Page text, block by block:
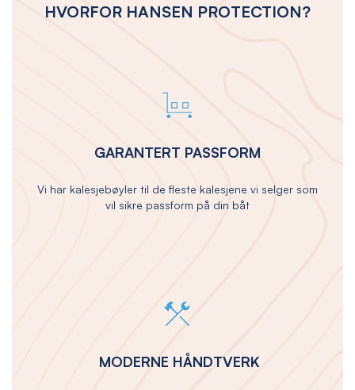
HVORFOR HANSEN PROTECTION?
GARANTERT PASSFORM
Vi har kalesjebøyler til de fleste kalesjene vi selger som
vil sikre passform på din båt
MODERNE HÅNDTVERK